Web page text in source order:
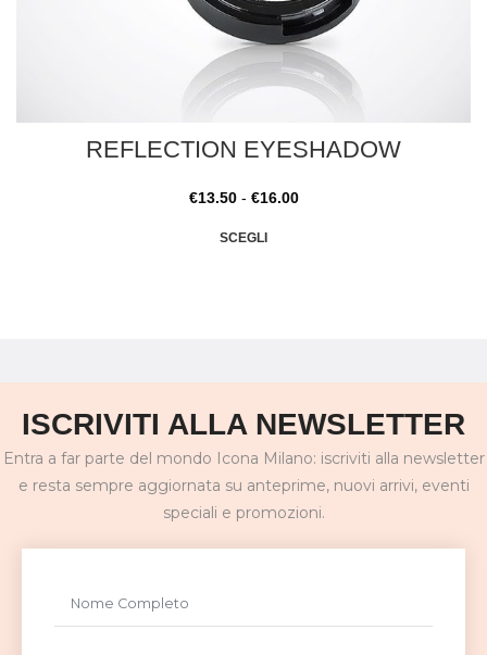
REFLECTION EYESHADOW
€13.50 - €16.00
SCEGLI
ISCRIVITI ALLA NEWSLETTER
Entra a far parte del mondo Icona Milano: iscriviti alla newsletter
e resta sempre aggiornata su anteprime, nuovi arrivi, eventi
speciali e promozioni.